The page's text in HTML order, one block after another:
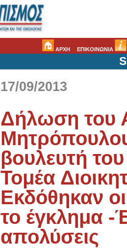
ΑΡΧΗ ΕΠΙΚΟΙΝΩΝΙΑ
17/09/2013
Δήλωση του
βουλευτή
Τομέα
Εκδόθηκαν
το έγκλημα -
απολύσεις